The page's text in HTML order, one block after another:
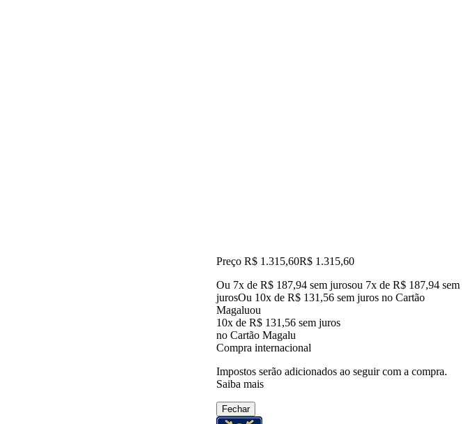
Preço R$ 1.315,60R$ 1.315,60
Ou 7x de R$ 187,94 sem jurosou 7x de R$ 187,94 sem
jurosOu 10x de R$ 131,56 sem juros no Cartão
Magaluou
10x de R$ 131,56 sem juros
no Cartão Magalu
Compra internacional
Impostos serão adicionados ao seguir com a compra.
Saiba mais
Fechar